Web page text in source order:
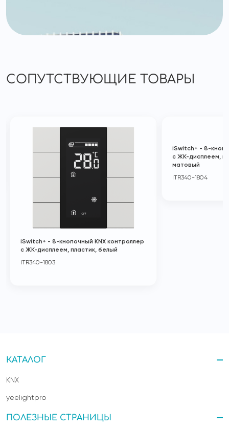
СОПУТСТВУЮЩИЕ ТОВАРЫ
iSwitch+ - 8-кнопочный KNX контроллер
с ЖК-дисплеем, пластик, белый
ITR340-1803
iSwitch+ - 8-
с ЖК-дисплеем,
матовый
ITR340-1804
ПОЛЕЗНЫЕ СТРАНИЦЫ
КАТАЛОГ
KNX
yeelightpro